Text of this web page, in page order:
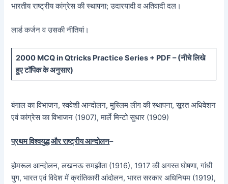
भारतीय राष्ट्रीय कांग्रेस की स्थापना; उदारयादी व अतिवादी दल।
लार्ड कर्जन व उसकी नीतियां।
2000 MCQ in Qtricks Practice Series + PDF – (नीचेलिखे
हुए टॉपिक के अनुसार)
बंगाल का विभाजन, स्ववेशी आन्दोलन, मुस्लिम लीग की स्थापना, सूरत अधिवेशन
एवं कांग्रेस का विभाजन (1907), मार्ले मिन्टो सुधार (1909)
प्रथम विश्वयुद्ध और राष्ट्रीय आन्दोलन–
होमरूल आन्दोलन, लखनऊ समझौता (1916), 1917 की अगस्त घोषणा, गांधी
युग, भारत एवं विदेश में क्रांतिकारी आंदोलन, भारत सरकार अधिनियम (1919),